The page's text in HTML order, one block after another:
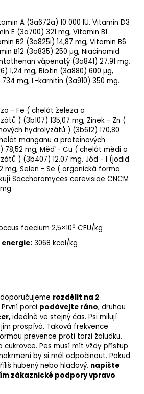
A (3a672a) 10 000 IU, Vitamin D3
E (3a700) 321 mg, Vitamin B1
B2 (3a825i) 14,87 mg, Vitamin B6
B12 (3a835) 250 µg, Niacinamid
vápenatý (3a841) 27,91 mg,
1,24 mg, Biotin (3a880) 600 µg,
mg, L-karnitin (3a910) 350 mg.
- Fe ( chelát železa a
) (3b107) 135,07 mg, Zinek - Zn (
hydrolyzátů ) (3b612) 170,80
manganu a proteinových
78,52 mg, Měď- Cu ( chelát mědi a
) (3b407) 12,07 mg, Jód - I (jodid
mg, Selen - Se ( organická forma
Saccharomyces cerevisiae CNCM
faecium 2,5×109 CFU/kg
3068 kcal/kg
rozdělit na 2
První porci podávejte ráno, druhou
ideálně ve stejný čas. Psi milují
prospívá. Taková frekvence
prevence proti torzi žaludku,
cukrovce. Pes musí mít vždy přístup
by si měl odpočinout. Pokud
hubený nebo hladový, napište
zákaznické podpory vpravo